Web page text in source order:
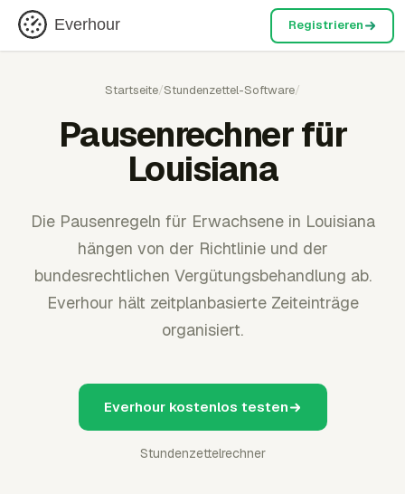
Everhour Registrieren
Startseite/Stundenzettel-Software/
Pausenrechner für
Louisiana
Die Pausenregeln für Erwachsene in Louisiana
hängen von der Richtlinie und der
bundesrechtlichen Vergütungsbehandlung ab.
Everhour hält zeitplanbasierte Zeiteinträge
organisiert.
Everhour kostenlos testen
Stundenzettelrechner